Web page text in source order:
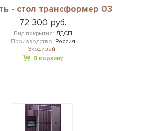
- стол трансформер 03
72 300 руб.
Вид покрытия: ЛДСП
Производство: Россия
Экодизайн
В корзину